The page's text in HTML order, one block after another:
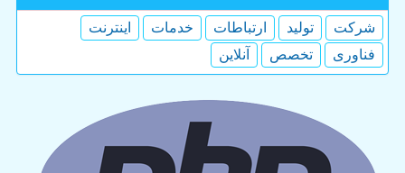
شركت تولید ارتباطات خدمات
اینترنت
فناوری
تخصص آنلاین